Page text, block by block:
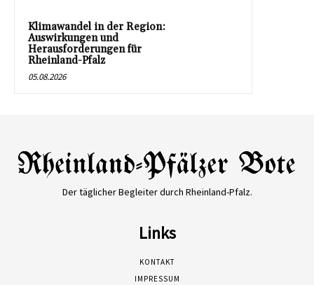
Klimawandel in der Region:
Auswirkungen und
Herausforderungen für
Rheinland-Pfalz
05.08.2026
Der täglicher Begleiter durch Rheinland-Pfalz.
Links
KONTAKT
IMPRESSUM